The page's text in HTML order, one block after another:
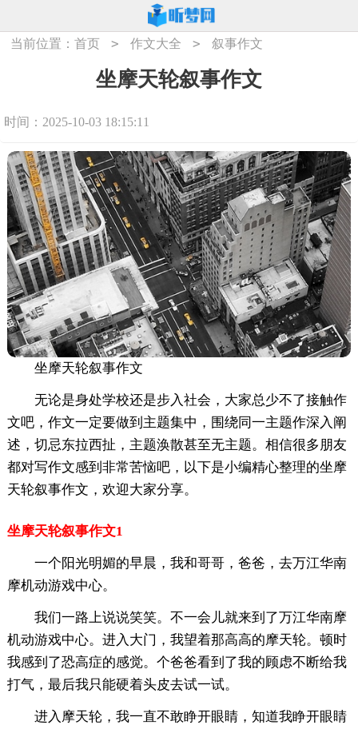
当前位置：首页 > 作文大全 > 叙事作文
坐摩天轮叙事作文
时间：2025-10-03 18:15:11
坐摩天轮叙事作文
无论是身处学校还是步入社会，大家总少不了接触作
文吧，作文一定要做到主题集中，围绕同一主题作深入阐
述，切忌东拉西扯，主题涣散甚至无主题。相信很多朋友
都对写作文感到非常苦恼吧，以下是小编精心整理的坐摩
天轮叙事作文，欢迎大家分享。
坐摩天轮叙事作文1
一个阳光明媚的早晨，我和哥哥，爸爸，去万江华南
摩机动游戏中心。
我们一路上说说笑笑。不一会儿就来到了万江华南摩
机动游戏中心。进入大门，我望着那高高的摩天轮。顿时
我感到了恐高症的感觉。个爸爸看到了我的顾虑不断给我
打气，最后我只能硬着头皮去试一试。
进入摩天轮，我一直不敢睁开眼睛，知道我睁开眼睛